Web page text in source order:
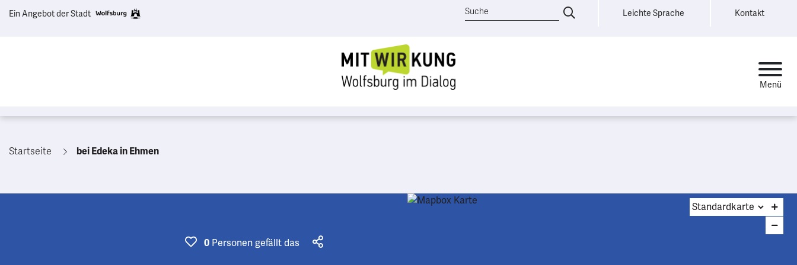
Ein Angebot der Stadt Leichte Sprache Kontakt
Startseite bei Edeka in Ehmen
0 Personen gefällt das